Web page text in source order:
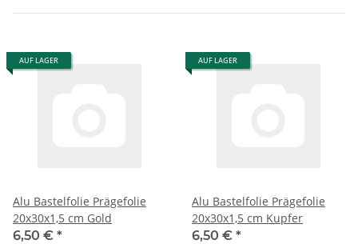
AUF LAGER
Alu Bastelfolie Prägefolie
20x30x1,5 cm Gold
6,50 € *
AUF LAGER
Alu Bastelfolie Prägefolie
20x30x1,5 cm Kupfer
6,50 € *